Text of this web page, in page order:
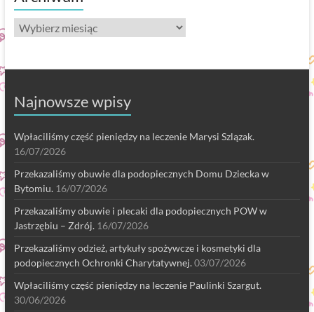
Archiwum
Najnowsze wpisy
Wpłaciliśmy część pieniędzy na leczenie Marysi Szlązak.
16/07/2026
Przekazaliśmy obuwie dla podopiecznych Domu Dziecka w
Bytomiu. 16/07/2026
Przekazaliśmy obuwie i plecaki dla podopiecznych POW w
Jastrzębiu – Zdrój. 16/07/2026
Przekazaliśmy odzież, artykuły spożywcze i kosmetyki dla
podopiecznych Ochronki Charytatywnej. 03/07/2026
Wpłaciliśmy część pieniędzy na leczenie Paulinki Szargut.
30/06/2026